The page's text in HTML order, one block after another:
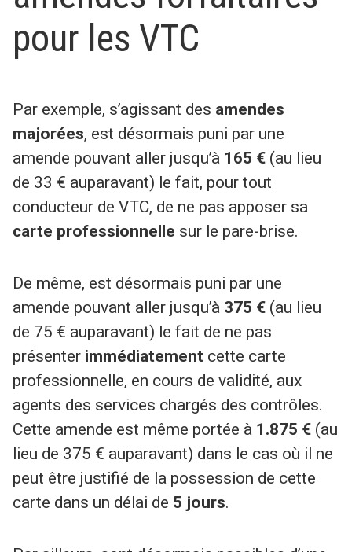
pour les VTC
Par exemple, s’agissant des amendes
majorées, est désormais puni par une
amende pouvant aller jusqu’à 165 € (au lieu
de 33 € auparavant) le fait, pour tout
conducteur de VTC, de ne pas apposer sa
carte professionnelle sur le pare-brise.
De même, est désormais puni par une
amende pouvant aller jusqu’à 375 € (au lieu
de 75 € auparavant) le fait de ne pas
présenter immédiatement cette carte
professionnelle, en cours de validité, aux
agents des services chargés des contrôles.
Cette amende est même portée à 1.875 € (au
lieu de 375 € auparavant) dans le cas où il ne
peut être justifié de la possession de cette
carte dans un délai de 5 jours.